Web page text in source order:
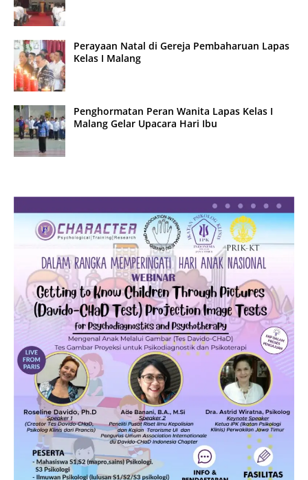
Perayaan Natal di Gereja Pembaharuan Lapas
Kelas I Malang
Penghormatan Peran Wanita Lapas Kelas I
Malang Gelar Upacara Hari Ibu